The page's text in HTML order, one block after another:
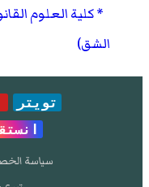
كلية العلوم
الشق)
تويتر
سياسة